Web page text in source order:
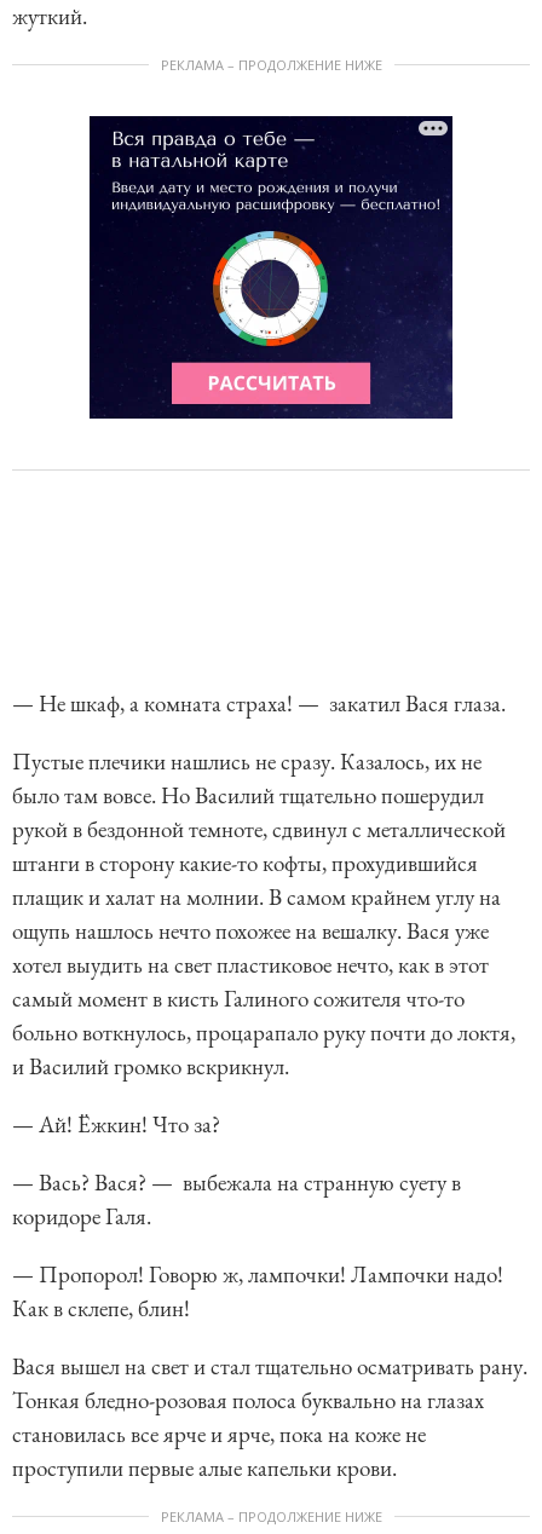
жуткий.
РЕКЛАМА – ПРОДОЛЖЕНИЕ НИЖЕ
— Не шкаф, а комната страха! — закатил Вася глаза.
Пустые плечики нашлись не сразу. Казалось, их не
было там вовсе. Но Василий тщательно пошерудил
рукой в бездонной темноте, сдвинул с металлической
штанги в сторону какие-то кофты, прохудившийся
плащик и халат на молнии. В самом крайнем углу на
ощупь нашлось нечто похожее на вешалку. Вася уже
хотел выудить на свет пластиковое нечто, как в этот
самый момент в кисть Галиного сожителя что-то
больно воткнулось, процарапало руку почти до локтя,
и Василий громко вскрикнул.
— Ай! Ёжкин! Что за?
— Вась? Вася? — выбежала на странную суету в
коридоре Галя.
— Пропорол! Говорю ж, лампочки! Лампочки надо!
Как в склепе, блин!
Вася вышел на свет и стал тщательно осматривать рану.
Тонкая бледно-розовая полоса буквально на глазах
становилась все ярче и ярче, пока на коже не
проступили первые алые капельки крови.
РЕКЛАМА – ПРОДОЛЖЕНИЕ НИЖЕ